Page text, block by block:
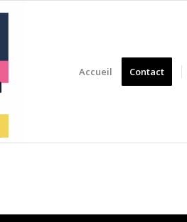
Accueil Contact